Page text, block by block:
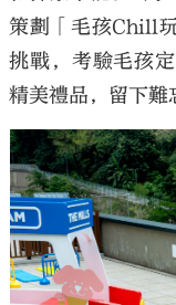
策劃「毛孩Chill
挑戰，考驗毛孩
精美禮品，留下難